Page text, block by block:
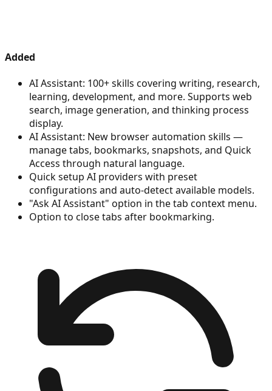
Added
AI Assistant: 100+ skills covering writing, research,
learning, development, and more. Supports web
search, image generation, and thinking process
display.
AI Assistant: New browser automation skills —
manage tabs, bookmarks, snapshots, and Quick
Access through natural language.
Quick setup AI providers with preset
configurations and auto-detect available models.
"Ask AI Assistant" option in the tab context menu.
Option to close tabs after bookmarking.